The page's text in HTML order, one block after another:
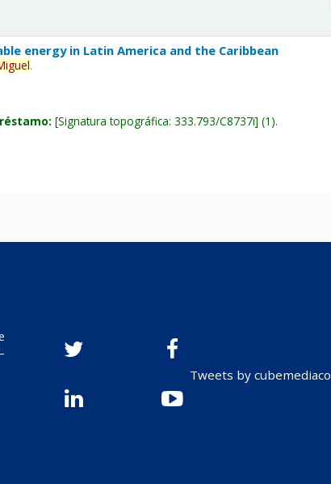
energy in Latin America and the Caribbean
.
Signatura topográfica:333.793/C8737i (1).
Tweets by cubemediaco